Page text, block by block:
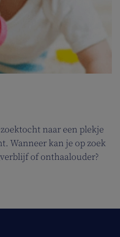
naar een plekje
Wanneer kan je op zoek
of onthaalouder?